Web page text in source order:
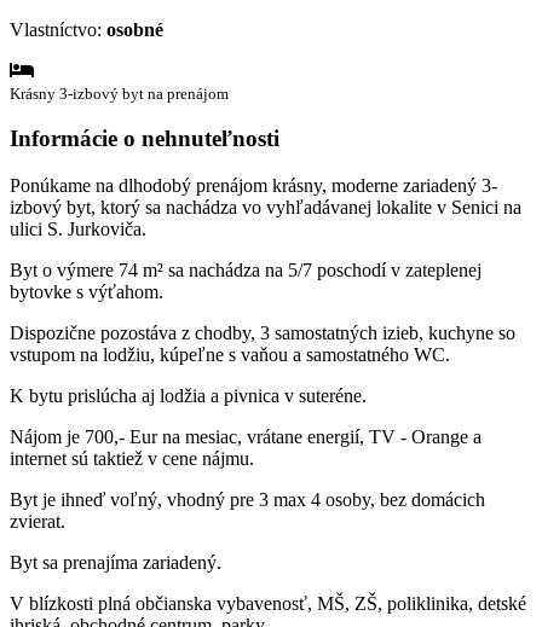
Vlastníctvo: osobné
Krásny 3-izbový byt na prenájom
Informácie o nehnuteľnosti
Ponúkame na dlhodobý prenájom krásny, moderne zariadený 3-
izbový byt, ktorý sa nachádza vo vyhľadávanej lokalite v Senici na
ulici S. Jurkoviča.
Byt o výmere 74 m² sa nachádza na 5/7 poschodí v zateplenej
bytovke s výťahom.
Dispozične pozostáva z chodby, 3 samostatných izieb, kuchyne so
vstupom na lodžiu, kúpeľne s vaňou a samostatného WC.
K bytu prislúcha aj lodžia a pivnica v suteréne.
Nájom je 700,- Eur na mesiac, vrátane energií, TV - Orange a
internet sú taktiež v cene nájmu.
Byt je ihneď voľný, vhodný pre 3 max 4 osoby, bez domácich
zvierat.
Byt sa prenajíma zariadený.
V blízkosti plná občianska vybavenosť, MŠ, ZŠ, poliklinika, detské